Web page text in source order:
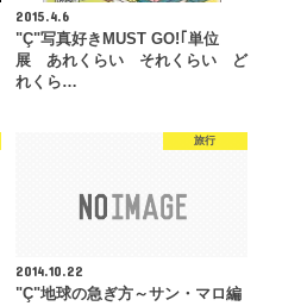
2015.4.6
"Ç"写真好きMUST GO!｢単位
展 あれくらい それくらい ど
れくら…
旅行
2014.10.22
"Ç"地球の急ぎ方～サン・マロ編